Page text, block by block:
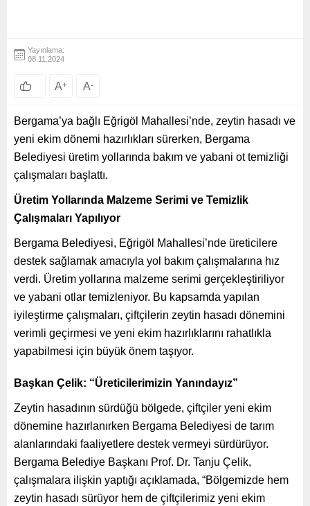
Yayınlama:
08.11.2024
A+ A-
Bergama’ya bağlı Eğrigöl Mahallesi’nde, zeytin hasadı ve
yeni ekim dönemi hazırlıkları sürerken, Bergama
Belediyesi üretim yollarında bakım ve yabani ot temizliği
çalışmaları başlattı.
Üretim Yollarında Malzeme Serimi ve Temizlik
Çalışmaları Yapılıyor
Bergama Belediyesi, Eğrigöl Mahallesi’nde üreticilere
destek sağlamak amacıyla yol bakım çalışmalarına hız
verdi. Üretim yollarına malzeme serimi gerçekleştiriliyor
ve yabani otlar temizleniyor. Bu kapsamda yapılan
iyileştirme çalışmaları, çiftçilerin zeytin hasadı dönemini
verimli geçirmesi ve yeni ekim hazırlıklarını rahatlıkla
yapabilmesi için büyük önem taşıyor.
Başkan Çelik: “Üreticilerimizin Yanındayız”
Zeytin hasadının sürdüğü bölgede, çiftçiler yeni ekim
dönemine hazırlanırken Bergama Belediyesi de tarım
alanlarındaki faaliyetlere destek vermeyi sürdürüyor.
Bergama Belediye Başkanı Prof. Dr. Tanju Çelik,
çalışmalara ilişkin yaptığı açıklamada, “Bölgemizde hem
zeytin hasadı sürüyor hem de çiftçilerimiz yeni ekim